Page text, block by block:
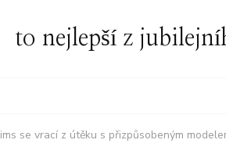
to nejlepší z
se vrací z útěku s přizpůsobeným